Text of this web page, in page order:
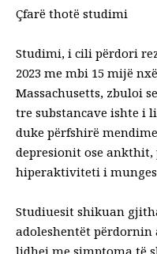
Çfarë thotë studimi
Studimi, i cili përdori
2023 me mbi 15 mijë
Massachusetts, zbuloi
tre substancave ishte i
duke përfshirë
depresionit ose
hiperaktiviteti i
Studiuesit shikuan
adoleshentët
lidhej me simptoma të